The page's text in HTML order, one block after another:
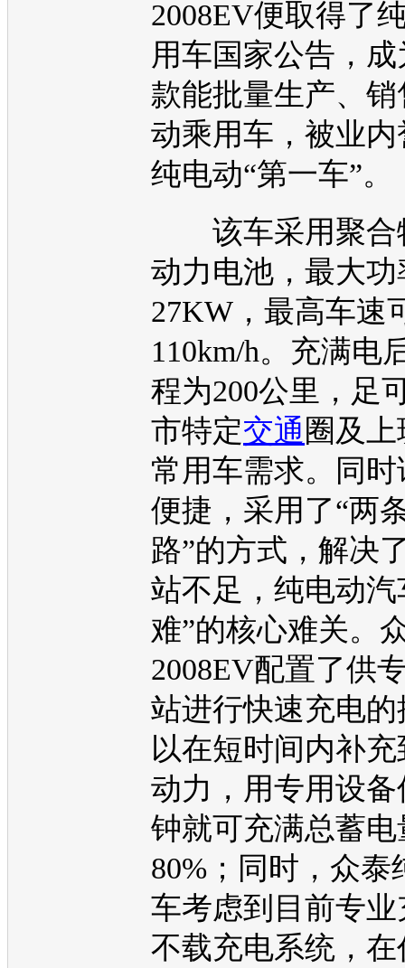
2008EV便取得了
用车国家公告，
款能批量生产、
动乘用车，被业
纯电动“第一车”。
该车采用聚合
动力电池，最大功
27KW，最高车速
110km/h。充满电
程为200公里，足
市特定交通 圈及
常用车需求。同
便捷，采用了“两
路”的方式，解决
站不足，纯电动汽
难”的核心难关。
2008EV配置了供
站进行快速充电
以在短时间内补
动力，用专用设备
钟就可充满总蓄电
80%；同时， 众泰
车考虑到目前专
不载充电系统，